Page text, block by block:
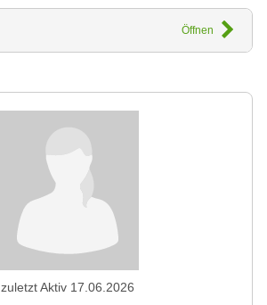
Öffnen
zuletzt Aktiv 17.06.2026